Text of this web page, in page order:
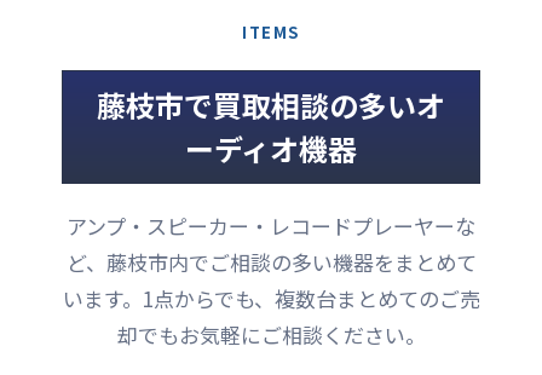
を得たDTC-1500ESの弟機に
当たります。ヘッドドラム
は4ヘッド構成で、録再同時
モニターが可能です。本商
繋いで動作確認をしたとこ
ろ、LINEOUTからの音出し
やLINEINの入力・ホルダー
の開閉など、フロントパネ
ルの各ボタン全て正常に動
ITEMS
藤枝市で買取相談の多いオ
ーディオ機器
アンプ・スピーカー・レコードプレーヤーな
ど、藤枝市内でご相談の多い機器をまとめて
います。1点からでも、複数台まとめてのご売
却でもお気軽にご相談ください。